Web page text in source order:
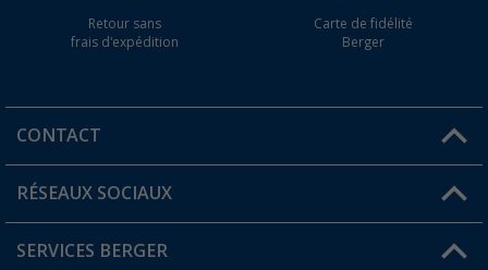
Retour sans
frais d'expédition
Carte de fidélité
Berger
CONTACT
Une question ?
Trouver une magasin
RÉSEAUX SOCIAUX
SERVICES BERGER